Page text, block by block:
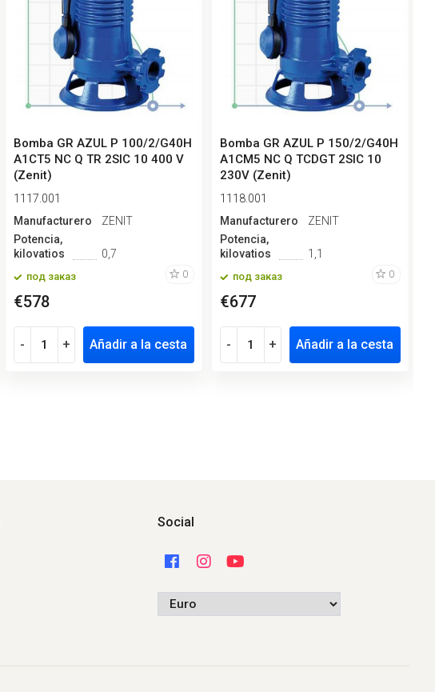
Bomba GR AZUL P 100/2/G40H
A1CT5 NC Q TR 2SIC 10 400 V
(Zenit)
1117.001
Manufacturero
ZENIT
Potencia,
kilovatios
0,7
под заказ 0
€578
- + Añadir a la cesta
Bomba GR AZUL P 150/2/G40H
A1CM5 NC Q TCDGT 2SIC 10
230V (Zenit)
1118.001
Manufacturero
ZENIT
Potencia,
kilovatios
1,1
под заказ 0
€677
- + Añadir a la cesta
Social